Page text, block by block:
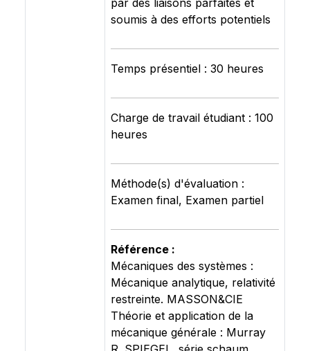
par des liaisons parfaites et
soumis à des efforts potentiels
Temps présentiel : 30 heures
Charge de travail étudiant : 100
heures
Méthode(s) d'évaluation :
Examen final, Examen partiel
Référence :
Mécaniques des systèmes :
Mécanique analytique, relativité
restreinte. MASSON&CIE
Théorie et application de la
mécanique générale : Murray